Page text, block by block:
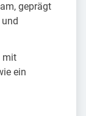
geprägt
mit
ein